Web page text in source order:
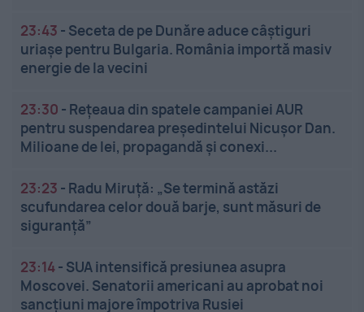
23:43 - Seceta de pe Dunăre aduce câștiguri
uriașe pentru Bulgaria. România importă masiv
energie de la vecini
23:30 - Rețeaua din spatele campaniei AUR
pentru suspendarea președintelui Nicușor Dan.
Milioane de lei, propagandă și conexi...
23:23 - Radu Miruță: „Se termină astăzi
scufundarea celor două barje, sunt măsuri de
siguranţă”
23:14- SUA intensifică presiunea asupra
Moscovei. Senatorii americani au aprobat noi
sancțiuni majore împotriva Rusiei